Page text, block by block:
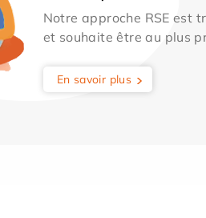
Notre approche RSE est
et souhaite être au plus
En savoir plus